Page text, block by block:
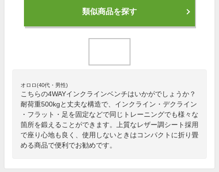
類似商品を探す
オロロ(40代・男性)
こちらの4WAYインクラインベンチはいかがでしょうか？
耐荷重500kgと丈夫な構造で、インクライン・デクライン
・フラット・足を固定などで同じトレーニングでも様々な
箇所を鍛えることができます。上質なレザー調シート採用
で座り心地も良く、使用しないときはコンパクトに折り畳
める商品で便利でお勧めです。